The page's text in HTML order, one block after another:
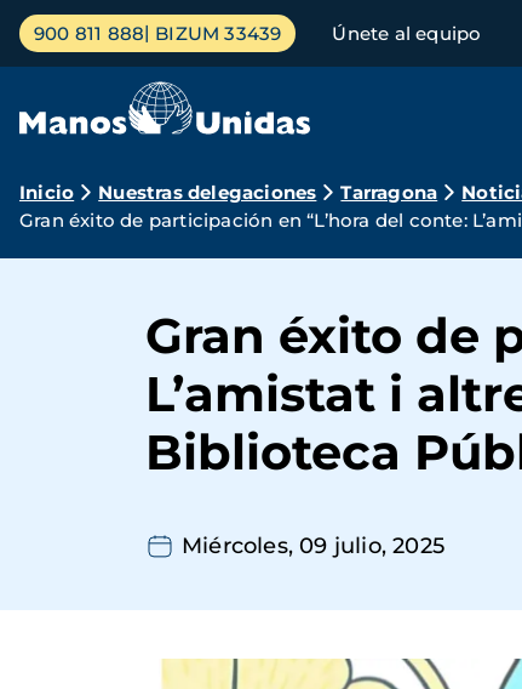
Pasar
contenido
Menú
principal
900 811 888 BIZUM 33439 Únete al equipo
Ruta
de
Inicio Nuestras delegaciones Tarragona
Gran éxito de participación en “L’hora del conte:
Gran éxito de
L’amistat i
Biblioteca
Miércoles, 09 julio, 2025